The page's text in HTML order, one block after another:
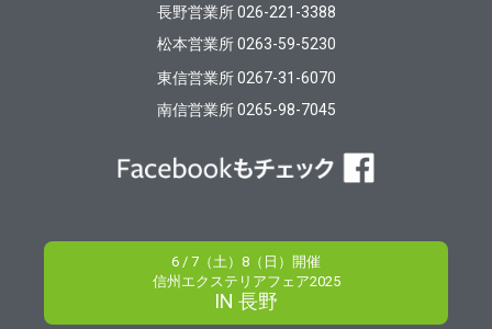
長野営業所 026-221-3388
松本営業所 0263-59-5230
東信営業所 0267-31-6070
南信営業所 0265-98-7045
6 / 7（土）8（日）開催
信州エクステリアフェア2025
IN 長野